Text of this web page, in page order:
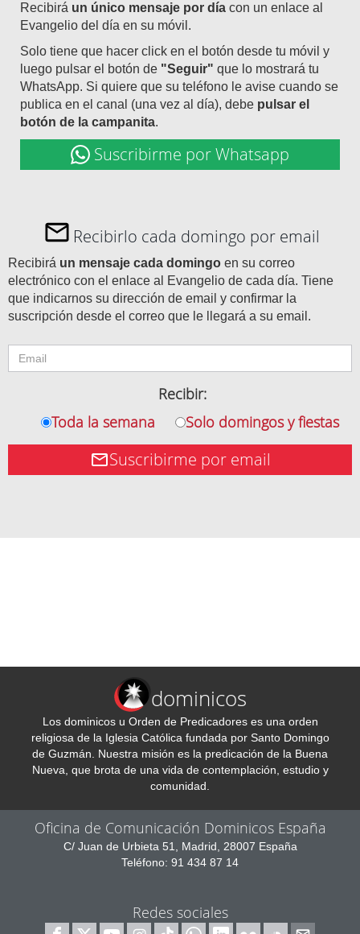
Recibirá un único mensaje por día con un enlace al
Evangelio del día en su móvil.
Solo tiene que hacer click en el botón desde tu móvil y
luego pulsar el botón de "Seguir" que lo mostrará tu
WhatsApp. Si quiere que su teléfono le avise cuando se
publica en el canal (una vez al día), debe pulsar el
botón de la campanita.
Suscribirme por Whatsapp
Recibirlo cada domingo por email
Recibirá un mensaje cada domingo en su correo
electrónico con el enlace al Evangelio de cada día. Tiene
que indicarnos su dirección de email y confirmar la
suscripción desde el correo que le llegará a su email.
Recibir:
Toda la semana
Solo domingos y fiestas
Suscribirme por email
dominicos
Los dominicos u Orden de Predicadores es una orden
religiosa de la Iglesia Católica fundada por Santo Domingo
de Guzmán. Nuestra misión es la predicación de la Buena
Nueva, que brota de una vida de contemplación, estudio y
comunidad.
Oficina de Comunicación Dominicos España
C/ Juan de Urbieta 51, Madrid, 28007 España
Teléfono: 91 434 87 14
Redes sociales